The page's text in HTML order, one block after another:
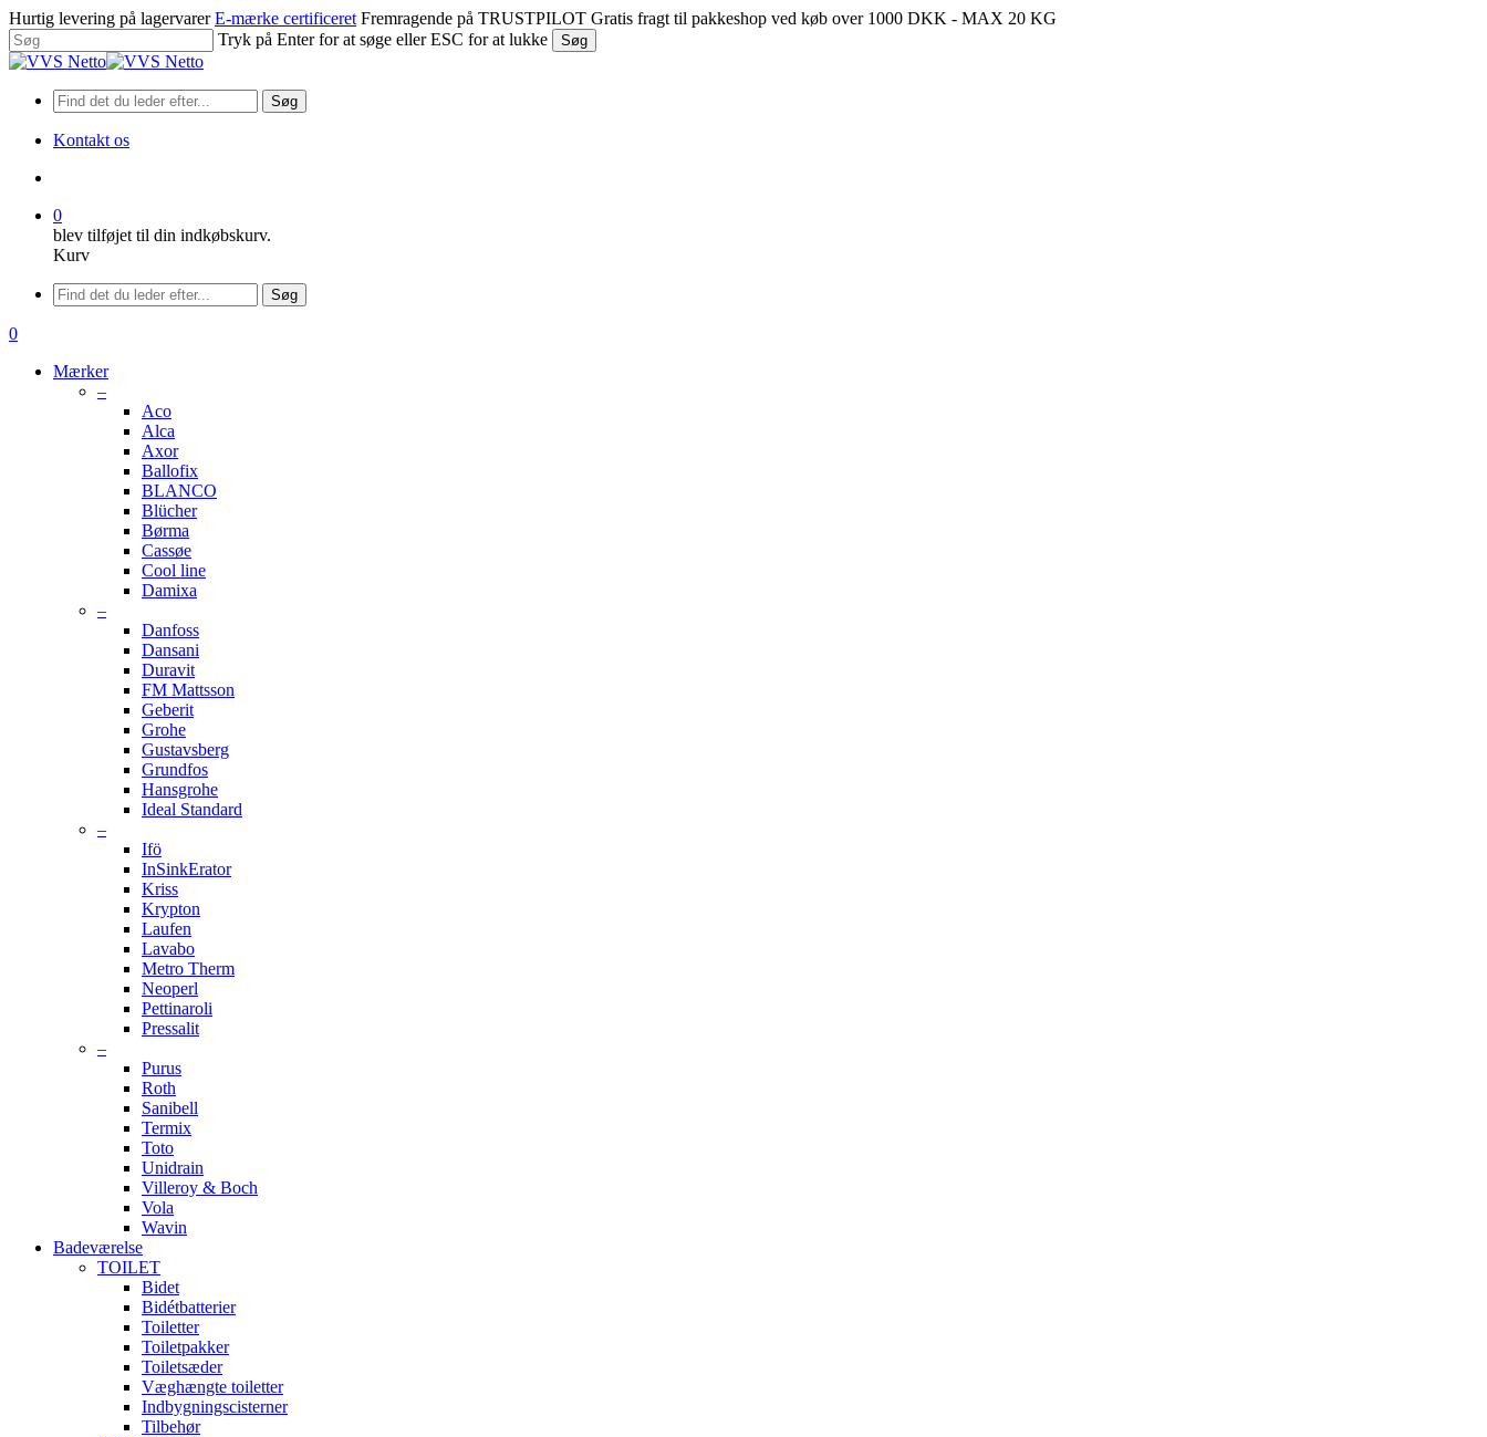
Spring
til
hovedindhold
Hurtig levering på lagervarer E-mærke certificeret Fremragende på TRUSTPILOT Gratis fragt til pakkeshop ved køb over 1000 DKK - MAX 20 KG
Tryk på Enter for at søge eller ESC for at lukke
Søg
Luk
Søg
Kontakt os
0
blev tilføjet til din indkøbskurv.
Kurv
Menu
Søg
søge
0
Mærker
–
Aco
Alca
Axor
Ballofix
BLANCO
Blücher
Børma
Cassøe
Cool line
Damixa
–
Danfoss
Dansani
Duravit
FM Mattsson
Geberit
Grohe
Gustavsberg
Grundfos
Hansgrohe
Ideal Standard
–
Ifö
InSinkErator
Kriss
Krypton
Laufen
Lavabo
Metro Therm
Neoperl
Pettinaroli
Pressalit
–
Purus
Roth
Sanibell
Termix
Toto
Unidrain
Villeroy & Boch
Vola
Wavin
Badeværelse
TOILET
Bidet
Bidétbatterier
Toiletter
Toiletpakker
Toiletsæder
Væghængte toiletter
Indbygningscisterner
Tilbehør